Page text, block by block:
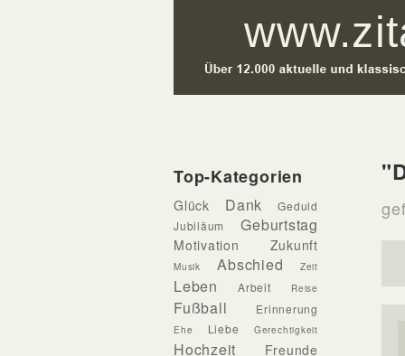
Top-Kategorien
Glück Dank
Geduld
Jubiläum
Geburtstag
Motivation Zukunft
Musik Abschied Zeit
Leben Arbeit Reise
Fußball Erinnerung
Ehe Liebe Gerechtigkeit
Hochzeit Freunde